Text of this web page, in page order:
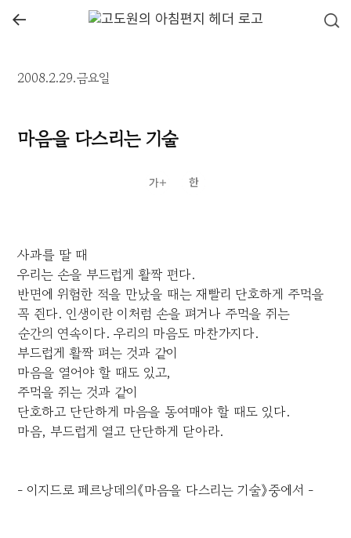
←
2008.2.29.금요일
마음을 다스리는 기술
사과를 딸 때
우리는 손을 부드럽게 활짝 편다.
반면에 위험한 적을 만났을 때는 재빨리 단호하게 주먹을
꼭 쥔다. 인생이란 이처럼 손을 펴거나 주먹을 쥐는
순간의 연속이다. 우리의 마음도 마찬가지다.
부드럽게 활짝 펴는 것과 같이
마음을 열어야 할 때도 있고,
주먹을 쥐는 것과 같이
단호하고 단단하게 마음을 동여매야 할 때도 있다.
마음, 부드럽게 열고 단단하게 닫아라.
- 이지드로 페르낭데의《마음을 다스리는 기술》중에서 -